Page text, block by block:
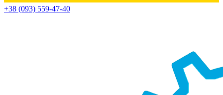
+38 (093) 559-47-40